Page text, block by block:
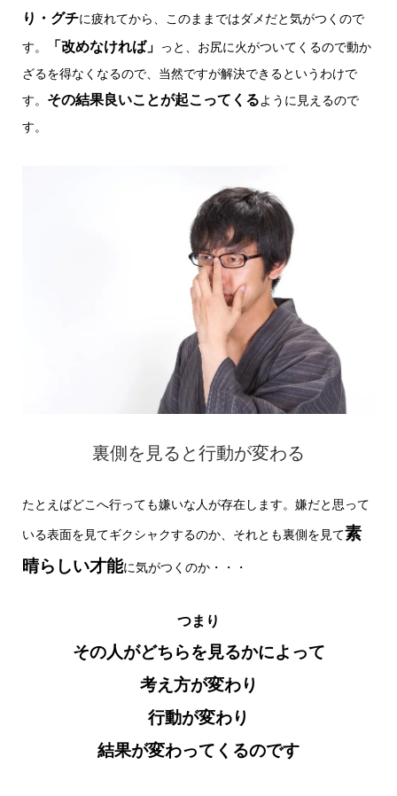
り・グチに疲れてから、このままではダメだと気がつくので
す。
「改めなければ」
っと、お尻に火がついてくるので動か
ざるを得なくなるので、当然ですが解決できるというわけで
す。 その結果良いことが起こってくるように見えるので
す。
裏側を見ると行動が変わる
たとえばどこへ行っても嫌いな人が存在します。嫌だと思って
いる表面を見てギクシャクするのか、それとも裏側を見て素
晴らしい才能に気がつくのか・・・
つまり
その人がどちらを見るかによって
考え方が変わり
行動が変わり
結果が変わってくるのです